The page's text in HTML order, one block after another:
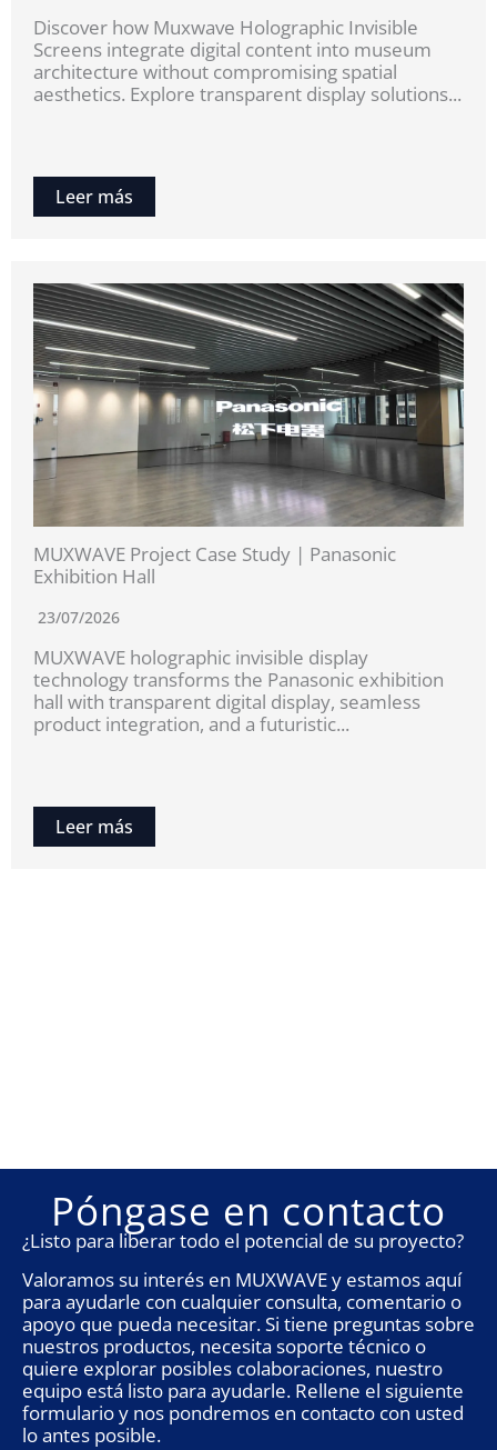
Discover how Muxwave Holographic Invisible
Screens integrate digital content into museum
architecture without compromising spatial
aesthetics. Explore transparent display solutions...
Leer más
MUXWAVE Project Case Study | Panasonic
Exhibition Hall
23/07/2026
MUXWAVE holographic invisible display
technology transforms the Panasonic exhibition
hall with transparent digital display, seamless
product integration, and a futuristic...
Leer más
Póngase en contacto
¿Listo para liberar todo el potencial de su proyecto?
Valoramos su interés en MUXWAVE y estamos aquí
para ayudarle con cualquier consulta, comentario o
apoyo que pueda necesitar. Si tiene preguntas sobre
nuestros productos, necesita soporte técnico o
quiere explorar posibles colaboraciones, nuestro
equipo está listo para ayudarle. Rellene el siguiente
formulario y nos pondremos en contacto con usted
lo antes posible.